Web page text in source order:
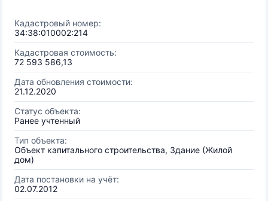
Кадастровый номер:
34:38:010002:214
Кадастровая стоимость:
72 593 586,13
Дата обновления стоимости:
21.12.2020
Статус объекта:
Ранее учтенный
Тип объекта:
Объект капитального строительства, Здание (Жилой
дом)
Дата постановки на учёт:
02.07.2012